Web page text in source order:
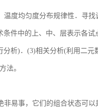
度均匀度分布规律性．寻找
件中的上、中、层表示各试
析)．(3)相关分析(利用二元
法。
易事，它们的组合状态可以